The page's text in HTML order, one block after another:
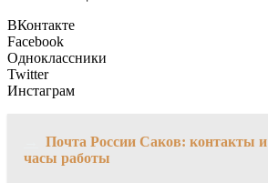
ВКонтакте
Facebook
Одноклассники
Twitter
Инстаграм
Почта России Саков: контакты и
часы работы